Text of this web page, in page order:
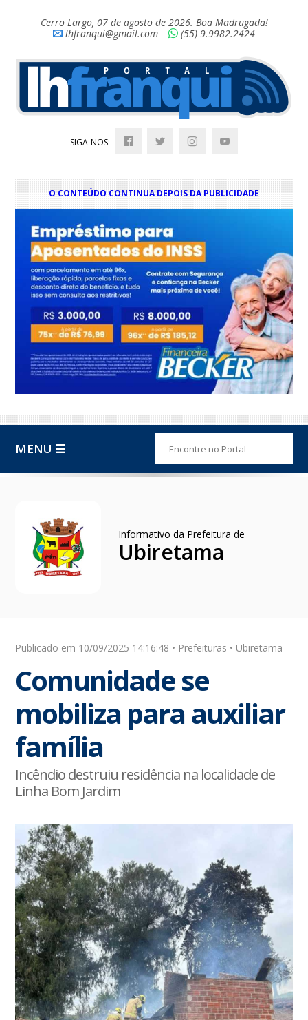
Cerro Largo, 07 de agosto de 2026. Boa Madrugada!
lhfranqui@gmail.com
(55) 9.9982.2424
SIGA-NOS:
O CONTEÚDO CONTINUA DEPOIS DA PUBLICIDADE
MENU ☰
Informativo da Prefeitura de
Ubiretama
Publicado em 10/09/2025 14:16:48 • Prefeituras • Ubiretama
Comunidade se
mobiliza para auxiliar
família
Incêndio destruiu residência na localidade de
Linha Bom Jardim